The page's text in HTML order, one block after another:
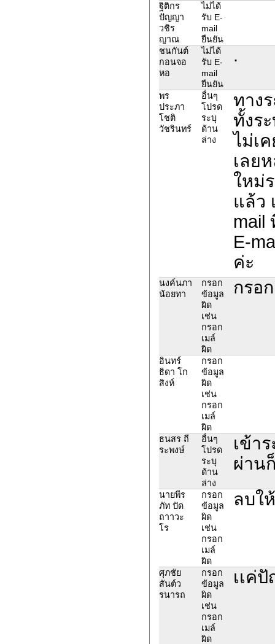
ฐิติกร
ปัญญา
วชิร
ญาณ
ไม่ได้
รับ E-
mail
ยืนยัน
ชนกันต์
กอนจอ
หอ
ไม่ได้
รับ E-
mail
ยืนยัน
.
พร
ประภา
โชติ
วัชรินทร์
อื่นๆ
โปรด
ระบุ
ด้าน
ล่าง
ทาง
ทั้งร
ไม่เ
เลย
ใหม่
แล้ว
mail
E-
ค่ะ
นงค์นภา
น้อยทา
กรอก
ข้อมูล
ผิด
เช่น
กรอก
เมล์
ผิด
กรอ
อินทร์
ธิดา โก
สิงห์
กรอก
ข้อมูล
ผิด
เช่น
กรอก
เมล์
ผิด
ธนสร ถี
ระพงษ์
อื่นๆ
โปรด
ระบุ
ด้าน
ล่าง
เข้า
ผ่าน
นายพีร
ภัท ปัด
ถาาวะ
โร
กรอก
ข้อมูล
ผิด
เช่น
กรอก
เมล์
ผิด
ลบใ
ศุภชัย
สันต์ว
รนารถ
กรอก
ข้อมูล
ผิด
เช่น
กรอก
เมล์
ผิด
เเค่